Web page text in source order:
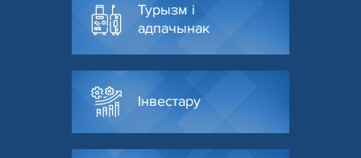
Турызм і
адпачынак
Інвестару